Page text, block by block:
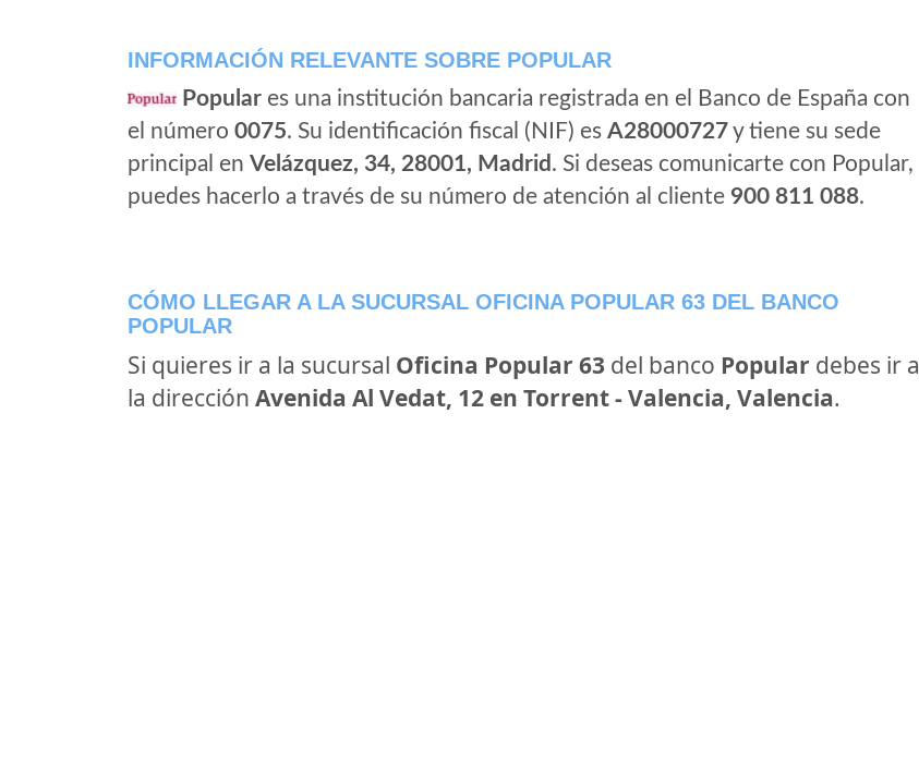
INFORMACIÓN RELEVANTE SOBRE POPULAR
Popular es una institución bancaria registrada en el Banco de España con
el número 0075. Su identificación fiscal (NIF) es A28000727y tiene su sede
principal en Velázquez, 34, 28001, Madrid . Si deseas comunicarte con Popular,
puedes hacerlo a través de su número de atención al cliente 900 811 088.
CÓMO LLEGAR A LA SUCURSAL OFICINA POPULAR 63 DEL BANCO
POPULAR
Si quieres ir a la sucursal Oficina Popular 63 del banco Popular debes ir a
la dirección Avenida Al Vedat, 12 en Torrent - Valencia, Valencia.